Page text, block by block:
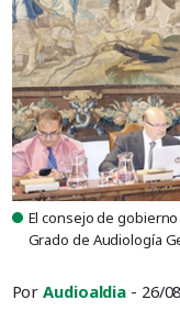
El consejo de
Grado de Audiología
PorAudioaldia - 26/